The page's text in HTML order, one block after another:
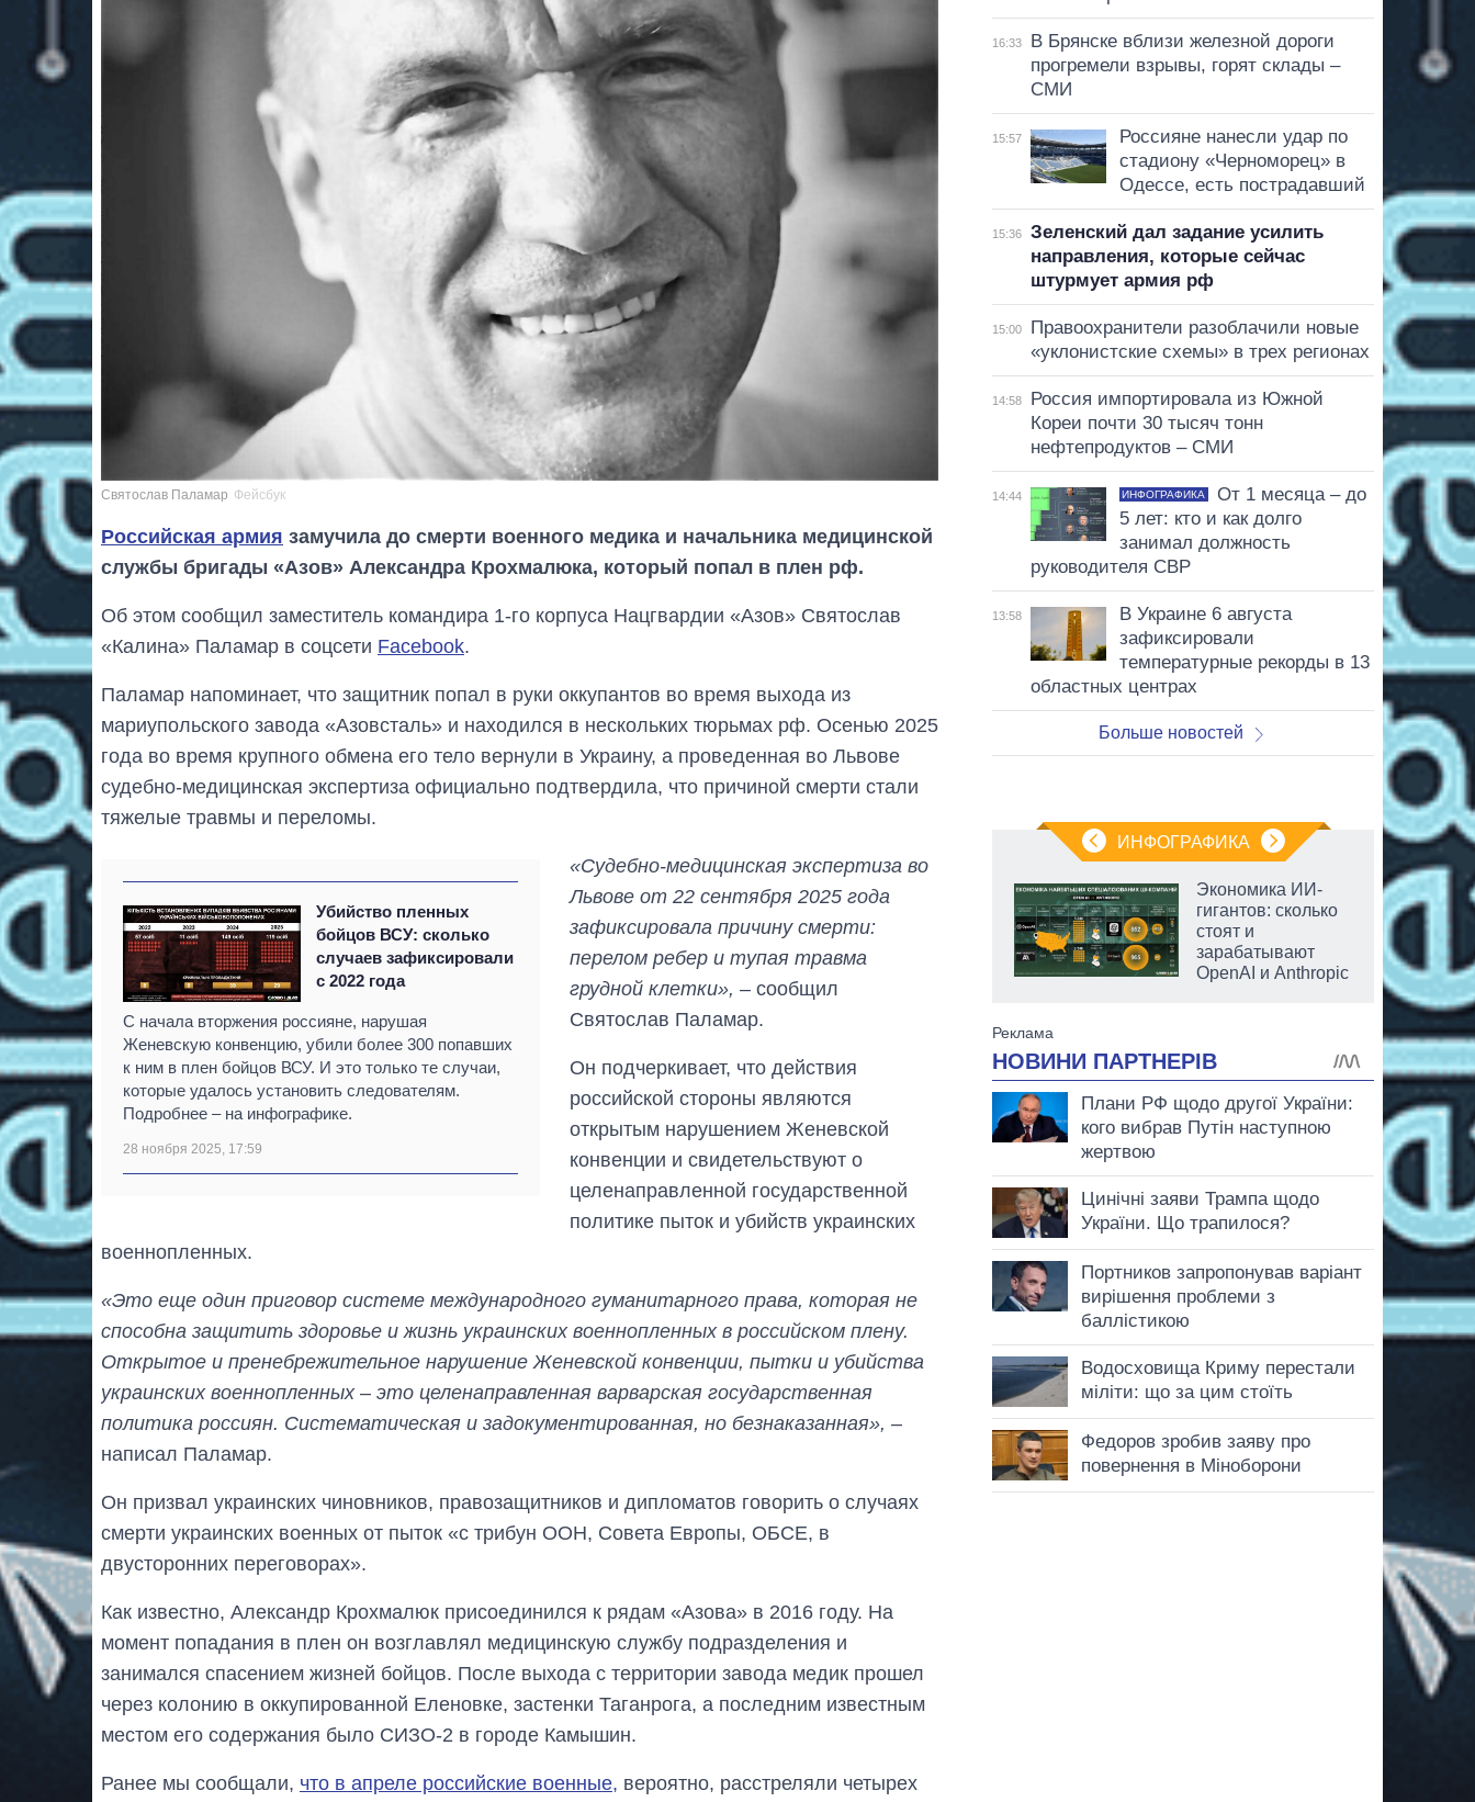
Святослав Паламар Фейсбук
Российская армия замучила до смерти военного медика и начальника медицинской
службы бригады «Азов» Александра Крохмалюка, который попал в плен рф.
Об этом сообщил заместитель командира 1-го корпуса Нацгвардии «Азов» Святослав
«Калина» Паламар в соцсети Facebook.
Паламар напоминает, что защитник попал в руки оккупантов во время выхода из
мариупольского завода «Азовсталь» и находился в нескольких тюрьмах рф. Осенью 2025
года во время крупного обмена его тело вернули в Украину, а проведенная во Львове
судебно-медицинская экспертиза официально подтвердила, что причиной смерти стали
тяжелые травмы и переломы.
Убийство пленных
бойцов ВСУ: сколько
случаев зафиксировали
с 2022 года
С начала вторжения россияне, нарушая
Женевскую конвенцию, убили более 300 попавших
к ним в плен бойцов ВСУ. И это только те случаи,
которые удалось установить следователям.
Подробнее – на инфографике.
28 ноября 2025, 17:59
«Судебно-медицинская экспертиза во
Львове от 22 сентября 2025 года
зафиксировала причину смерти:
перелом ребер и тупая травма
грудной клетки», – сообщил
Святослав Паламар.
Он подчеркивает, что действия
российской стороны являются
открытым нарушением Женевской
конвенции и свидетельствуют о
целенаправленной государственной
политике пыток и убийств украинских
военнопленных.
«Это еще один приговор системе международного гуманитарного права, которая не
способна защитить здоровье и жизнь украинских военнопленных в российском плену.
Открытое и пренебрежительное нарушение Женевской конвенции, пытки и убийства
украинских военнопленных – это целенаправленная варварская государственная
политика россиян. Систематическая и задокументированная, но безнаказанная», –
написал Паламар.
Он призвал украинских чиновников, правозащитников и дипломатов говорить о случаях
смерти украинских военных от пыток «с трибун ООН, Совета Европы, ОБСЕ, в
двусторонних переговорах».
Как известно, Александр Крохмалюк присоединился к рядам «Азова» в 2016 году. На
момент попадания в плен он возглавлял медицинскую службу подразделения и
занимался спасением жизней бойцов. После выхода с территории завода медик прошел
через колонию в оккупированной Еленовке, застенки Таганрога, а последним известным
местом его содержания было СИЗО-2 в городе Камышин.
Ранее мы сообщали, что в апреле российские военные, вероятно, расстреляли четырех
16:33
В Брянске вблизи железной дороги
прогремели взрывы, горят склады –
СМИ
15:57
Россияне нанесли удар по
стадиону «Черноморец» в
Одессе, есть пострадавший
15:36
Зеленский дал задание усилить
направления, которые сейчас
штурмует армия рф
15:00
Правоохранители разоблачили новые
«уклонистские схемы» в трех регионах
14:58
Россия импортировала из Южной
Кореи почти 30 тысяч тонн
нефтепродуктов – СМИ
14:44 ИНФОГРАФИКА
От 1 месяца – до
5 лет: кто и как долго
занимал должность
руководителя СВР
13:58
В Украине 6 августа
зафиксировали
температурные рекорды в 13
областных центрах
Больше новостей
ИНФОГРАФИКА
Восемь
ударов по Украине
за лето: Киев и
главной целью рф
Экономика ИИ-
гигантов: сколько
стоят и
зарабатывают
OpenAI и Anthropic